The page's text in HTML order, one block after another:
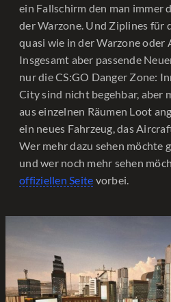
ein Fallschirm den man immer
der Warzone. Und Ziplines für
quasi wie in der Warzone oder
Insgesamt aber passende
nur die CS:GO Danger Zone:
City sind nicht begehbar, aber
aus einzelnen Räumen Loot
ein neues Fahrzeug, das
Wer mehr dazu sehen möchte
und wer noch mehr sehen
offiziellen Seite vorbei.